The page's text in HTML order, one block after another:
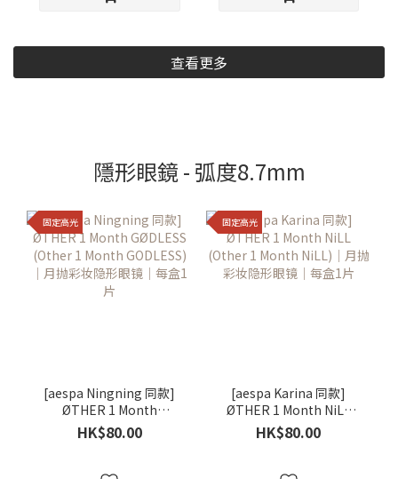
查看更多
隱形眼鏡 - 弧度8.7mm
固定高光
[aespa Ningning 同款]
ØTHER 1 Month
GØDLESS (Other 1
Month GODLESS)｜月抛
HK$80.00
固定高光
[aespa Karina 同款]
ØTHER 1 Month NiLL
(Other 1 Month NiLL)｜
月抛彩妆隐形眼镜｜每盒1
HK$80.00